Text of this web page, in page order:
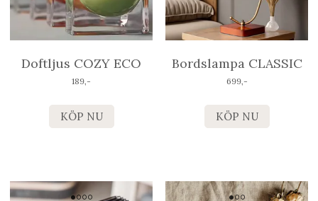
Doftljus COZY ECO
189,-
KÖP NU
Bordslampa CLASSIC
699,-
KÖP NU